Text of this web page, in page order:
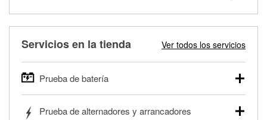
Servicios en la tienda Ver todos los servicios
Prueba de batería
autos, camionetas, SUVs, vehículos comerciales y
Prueba de alternadores y arrancadores